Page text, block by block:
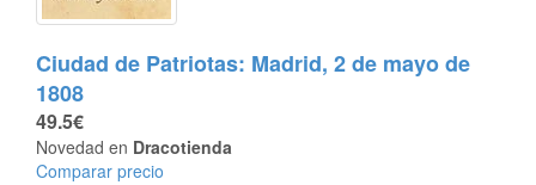
Ciudad de Patriotas: Madrid, 2 de mayo de
1808
49.5€
Novedad en Dracotienda
Comparar precio